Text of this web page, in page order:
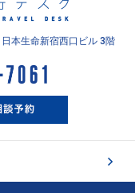
日本生命新宿西口ビル 3階